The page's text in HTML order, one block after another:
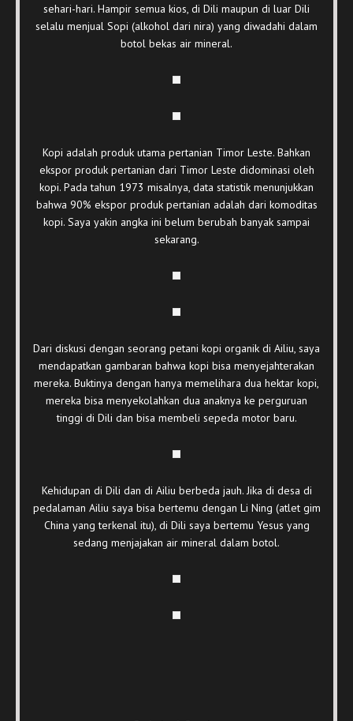
sehari-hari. Hampir semua kios, di Dili maupun di luar Dili
selalu menjual Sopi (alkohol dari nira) yang diwadahi dalam
botol bekas air mineral.
Kopi adalah produk utama pertanian Timor Leste. Bahkan
ekspor produk pertanian dari Timor Leste didominasi oleh
kopi. Pada tahun 1973 misalnya, data statistik menunjukkan
bahwa 90% ekspor produk pertanian adalah dari komoditas
kopi. Saya yakin angka ini belum berubah banyak sampai
sekarang.
Dari diskusi dengan seorang petani kopi organik di Ailiu, saya
mendapatkan gambaran bahwa kopi bisa menyejahterakan
mereka. Buktinya dengan hanya memelihara dua hektar kopi,
mereka bisa menyekolahkan dua anaknya ke perguruan
tinggi di Dili dan bisa membeli sepeda motor baru.
Kehidupan di Dili dan di Ailiu berbeda jauh. Jika di desa di
pedalaman Ailiu saya bisa bertemu dengan Li Ning (atlet gim
China yang terkenal itu), di Dili saya bertemu Yesus yang
sedang menjajakan air mineral dalam botol.